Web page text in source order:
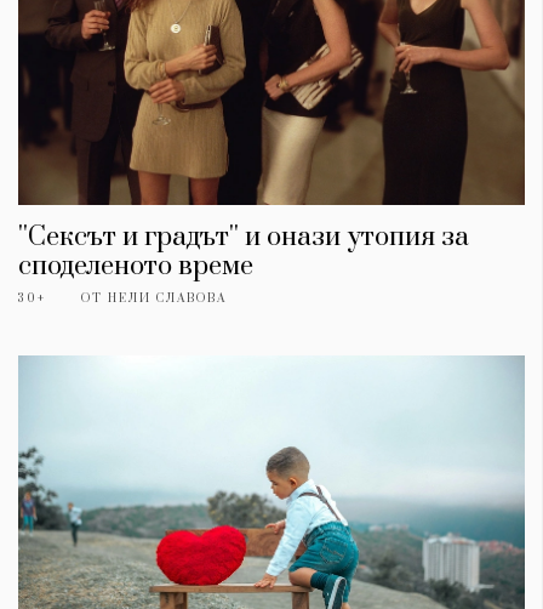
''Сексът и градът'' и онази утопия за
споделеното време
30+ ОТ НЕЛИ СЛАВОВА